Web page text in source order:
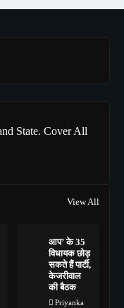
State. Cover All
View All
आप’ के 35
विधायक छोड़
सकते हैं पार्टी,
केजरीवाल
की बैठक
Priyanka